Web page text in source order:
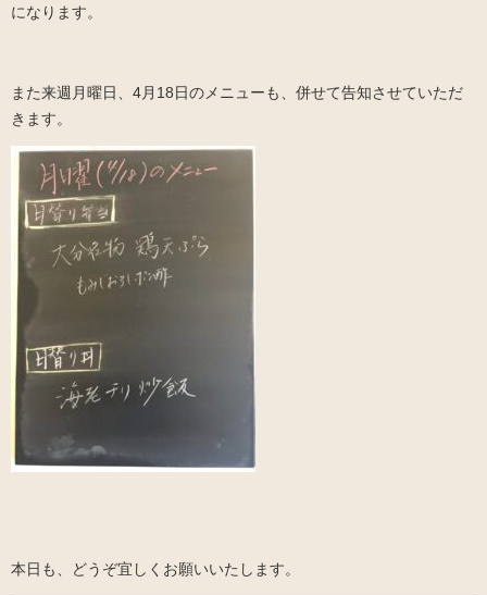
になります。
また来週月曜日、4月18日のメニューも、併せて告知させていただ
きます。
本日も、どうぞ宜しくお願いいたします。